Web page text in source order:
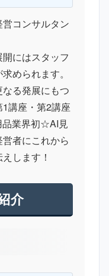
コンサルタン
にはスタッフ
められます。
る発展にもつ
講座・第2講座
品業界初☆AI見
者にこれから
します！
介